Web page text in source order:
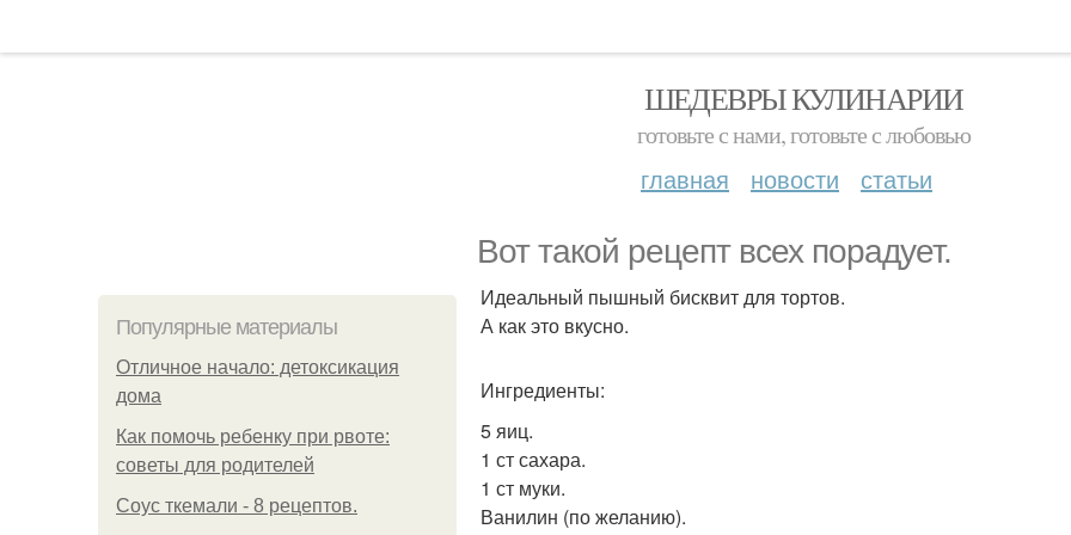
ШЕДЕВРЫ КУЛИНАРИИ
готовьте с нами, готовьте с любовью
главная новости статьи
Вот такой рецепт всех порадует.
Популярные материалы
Отличное начало: детоксикация
дома
Как помочь ребенку при рвоте:
советы для родителей
Соус ткемали - 8 рецептов.
Идеальный пышный бисквит для тортов.
А как это вкусно.
Ингредиенты:
5 яиц.
1 ст сахара.
1 ст муки.
Ванилин (по желанию).